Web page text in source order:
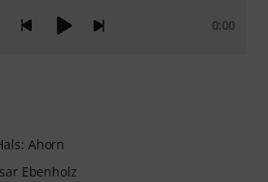
0:00
Ahorn
Ebenholz